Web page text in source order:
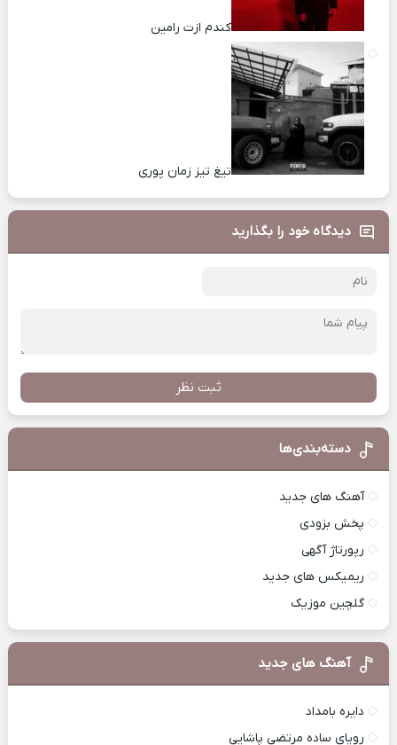
کندم ازت رامین
تیغ تیز زمان پوری
دیدگاه خود را بگذارید
ثبت نظر
دسته‌بندی‌ها
آهنگ های جدید
پخش بزودی
رپورتاژ آگهی
ریمیکس های جدید
گلچین موزیک
آهنگ های جدید
دایره بامداد
رویای ساده مرتضی پاشایی